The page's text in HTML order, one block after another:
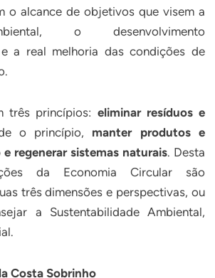
o alcance de objetivos que visem a
o desenvolvimento
a real melhoria das condições de
três princípios: eliminar resíduos e
o princípio, manter produtos e
e regenerar sistemas naturais. Desta
da Economia Circular são
três dimensões e perspectivas, ou
a Sustentabilidade Ambiental,
Costa Sobrinho